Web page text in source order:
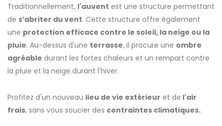
Traditionnellement, l'auvent est une structure permettant
de s’abriter du vent. Cette structure offre également
une protection efficace contre le soleil, la neige ou la
pluie. Au-dessus d'une terrasse, il procure une ombre
agréable durant les fortes chaleurs et un rempart contre
la pluie et la neige durant l'hiver.
Profitez d'un nouveau lieu de vie extérieur et de l'air
frais, sans vous soucier des contraintes climatiques.